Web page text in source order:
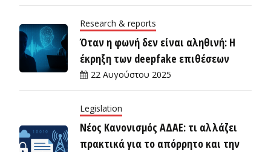
Research & reports
Όταν η φωνή δεν είναι αληθινή: Η
έκρηξη των deepfake επιθέσεων
22 Αυγούστου 2025
Legislation
Νέος Κανονισμός ΑΔΑΕ: τι αλλάζει
πρακτικά για το απόρρητο και την